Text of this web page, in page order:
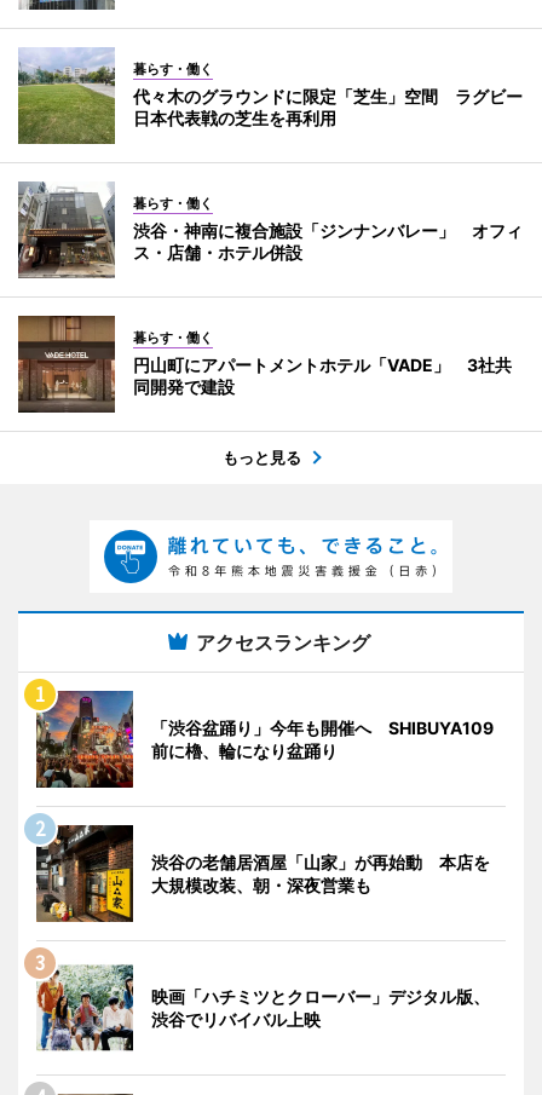
暮らす・働く
代々木のグラウンドに限定「芝生」空間 ラグビー
日本代表戦の芝生を再利用
暮らす・働く
渋谷・神南に複合施設「ジンナンバレー」 オフィ
ス・店舗・ホテル併設
暮らす・働く
円山町にアパートメントホテル「VADE」 3社共
同開発で建設
もっと見る
アクセスランキング
「渋谷盆踊り」今年も開催へ SHIBUYA109
前に櫓、輪になり盆踊り
渋谷の老舗居酒屋「山家」が再始動 本店を
大規模改装、朝・深夜営業も
映画「ハチミツとクローバー」デジタル版、
渋谷でリバイバル上映